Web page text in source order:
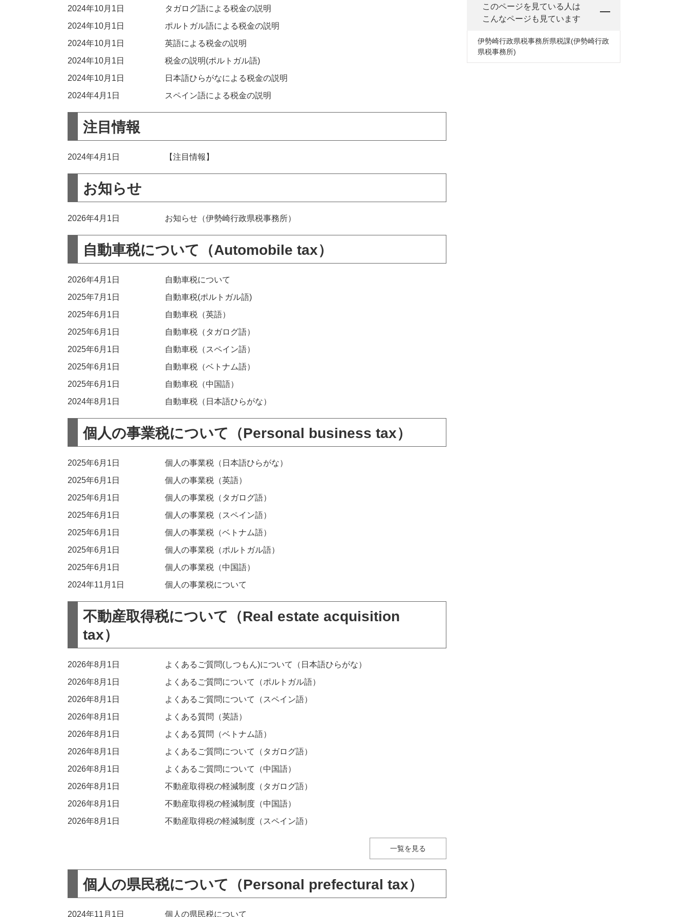
2024年10月1日
タガログ語による税金の説明
2024年10月1日
ポルトガル語による税金の説明
2024年10月1日
英語による税金の説明
2024年10月1日
税金の説明(ポルトガル語)
2024年10月1日
日本語ひらがなによる税金の説明
2024年4月1日
スペイン語による税金の説明
注目情報
2024年4月1日 【注目情報】
お知らせ
2026年4月1日 お知らせ（伊勢崎行政県税事務所）
自動車税について（Automobile tax）
2026年4月1日
自動車税について
2025年7月1日
自動車税(ポルトガル語)
2025年6月1日
自動車税（英語）
2025年6月1日
自動車税（タガログ語）
2025年6月1日
自動車税（スペイン語）
2025年6月1日
自動車税（ベトナム語）
2025年6月1日
自動車税（中国語）
2024年8月1日
自動車税（日本語ひらがな）
個人の事業税について（Personal business tax）
2025年6月1日
個人の事業税（日本語ひらがな）
2025年6月1日
個人の事業税（英語）
2025年6月1日
個人の事業税（タガログ語）
2025年6月1日
個人の事業税（スペイン語）
2025年6月1日
個人の事業税（ベトナム語）
2025年6月1日
個人の事業税（ポルトガル語）
2025年6月1日
個人の事業税（中国語）
2024年11月1日
個人の事業税について
不動産取得税について（Real estate acquisition
tax）
2026年8月1日
よくあるご質問(しつもん)について（日本語ひらがな）
2026年8月1日
よくあるご質問について（ポルトガル語）
2026年8月1日
よくあるご質問について（スペイン語）
2026年8月1日
よくある質問（英語）
2026年8月1日
よくある質問（ベトナム語）
2026年8月1日
よくあるご質問について（タガログ語）
2026年8月1日
よくあるご質問について（中国語）
2026年8月1日
不動産取得税の軽減制度（タガログ語）
2026年8月1日
不動産取得税の軽減制度（中国語）
2026年8月1日
不動産取得税の軽減制度（スペイン語）
一覧を見る
個人の県民税について（Personal prefectural tax）
2024年11月1日 個人の県民税について
このページを見ている人は
こんなページも見ています
伊勢崎行政県税事務所県税課(伊勢崎行政
県税事務所)